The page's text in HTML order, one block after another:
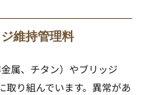
維持管理料
属、チタン）やブリッジ
取り組んでいます。異常があ